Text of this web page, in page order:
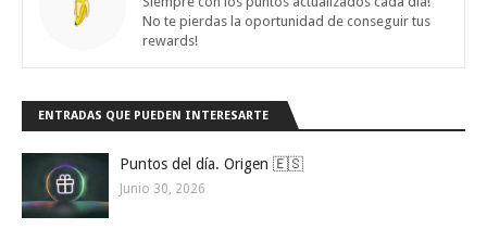
No te pierdas la oportunidad de conseguir tus
rewards!
ENTRADAS QUE PUEDEN INTERESARTE
Puntos del día. Origen 🇪🇸
Junio 30, 2026